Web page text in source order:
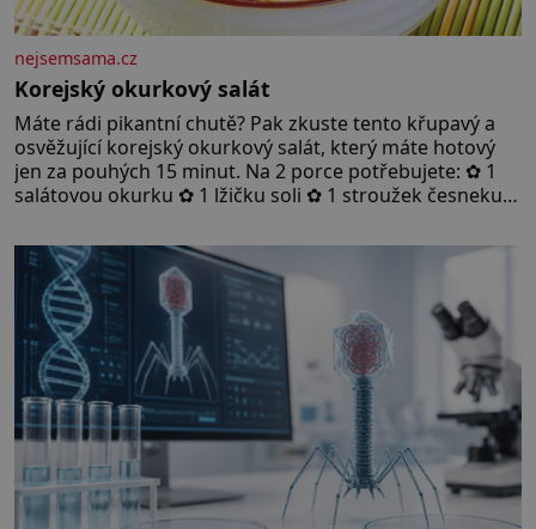
nejsemsama.cz
Korejský okurkový salát
Máte rádi pikantní chutě? Pak zkuste tento křupavý a
osvěžující korejský okurkový salát, který máte hotový
jen za pouhých 15 minut. Na 2 porce potřebujete: ✿ 1
salátovou okurku ✿ 1 lžičku soli ✿ 1 stroužek česneku
sezamového oleje ✿ 1 lžičku chilli ✿ 1 lžičku cukru ✿ 1
jarní cibulku ✿ 1 lžíci sezamových semínek